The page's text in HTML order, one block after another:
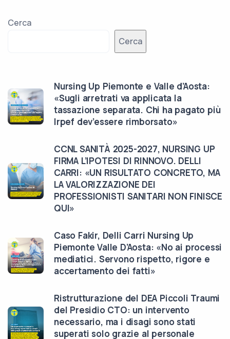
Cerca
Cerca
Nursing Up Piemonte e Valle d’Aosta:
«Sugli arretrati va applicata la
tassazione separata. Chi ha pagato più
Irpef dev’essere rimborsato»
CCNL SANITÀ 2025-2027, NURSING UP
FIRMA L’IPOTESI DI RINNOVO. DELLI
CARRI: «UN RISULTATO CONCRETO, MA
LA VALORIZZAZIONE DEI
PROFESSIONISTI SANITARI NON FINISCE
QUI»
Caso Fakir, Delli Carri Nursing Up
Piemonte Valle D’Aosta: «No ai processi
mediatici. Servono rispetto, rigore e
accertamento dei fatti»
Ristrutturazione del DEA Piccoli Traumi
del Presidio CTO: un intervento
necessario, ma i disagi sono stati
superati solo grazie al personale